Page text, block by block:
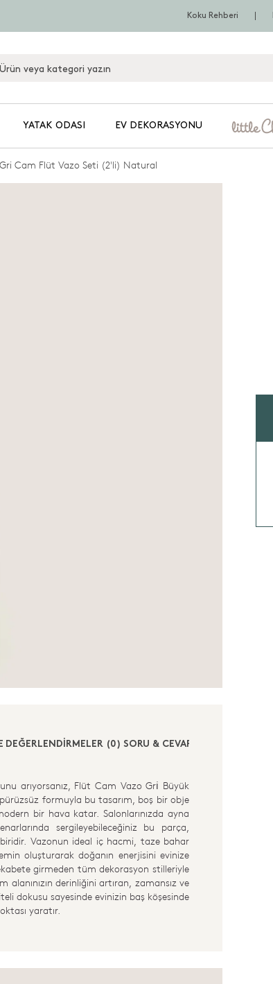
Koku Rehberi
YATAK ODASI EV DEKORASYONU
Cam Flüt Vazo Seti (2'li) Natural
DEĞERLENDİRMELER (0) SORU & CEVAP (1)
arıyorsanız, Flüt Cam Vazo Gri̇ Büyük
pürüzsüz formuyla bu tasarım, boş bir obje
bir hava katar. Salonlarınızda ayna
sergileyebileceğiniz bu parça,
Vazonun ideal iç hacmi, taze bahar
oluşturarak doğanın enerjisini evinize
girmeden tüm dekorasyon stilleriyle
derinliğini artıran, zamansız ve
dokusu sayesinde evinizin baş köşesinde
yaratır.